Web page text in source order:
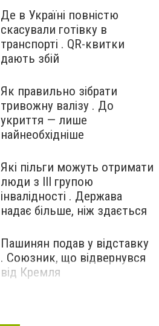
Де в Україні повністю
скасували готівку в
транспорті . QR-квитки
дають збій
Як правильно зібрати
тривожну валізу . До
укриття — лише
найнеобхідніше
Які пільги можуть отримати
люди з III групою
інвалідності . Держава
надає більше, ніж здається
Пашинян подав у відставку
. Союзник, що відвернувся
від Кремля